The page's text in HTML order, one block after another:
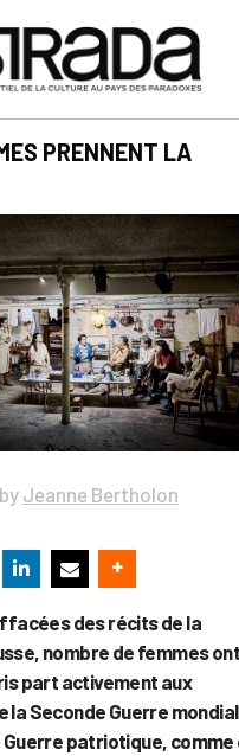
PRENNENT LA
by Jeanne Bertholon
des récits de la
nombre de femmes ont
part activement aux
la Seconde Guerre
Guerre patriotique, comme